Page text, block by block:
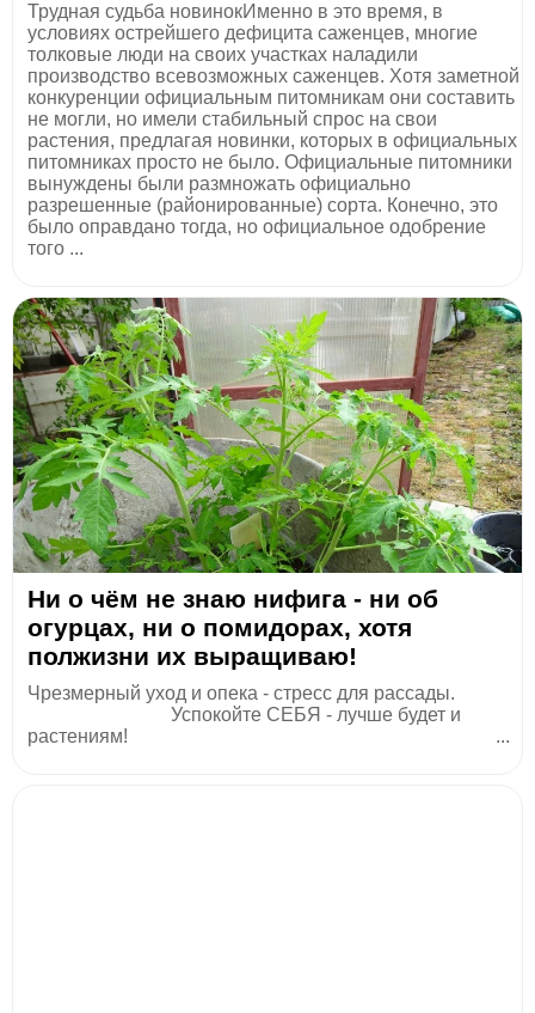
Трудная судьба новинокИменно в это время, в
условиях острейшего дефицита саженцев, многие
толковые люди на своих участках наладили
производство всевозможных саженцев. Хотя заметной
конкуренции официальным питомникам они составить
не могли, но имели стабильный спрос на свои
растения, предлагая новинки, которых в официальных
питомниках просто не было. Официальные питомники
вынуждены были размножать официально
разрешенные (районированные) сорта. Конечно, это
было оправдано тогда, но официальное одобрение
того ...
Ни о чём не знаю нифига - ни об
огурцах, ни о помидорах, хотя
полжизни их выращиваю!
Чрезмерный уход и опека - стресс для рассады.
Успокойте СЕБЯ - лучше будет и
растениям! ...